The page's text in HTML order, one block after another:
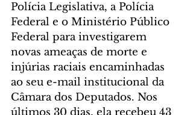
Polícia Legislativa, a Polícia
Federal e o Ministério Público
Federal para investigarem
novas ameaças de morte e
injúrias raciais encaminhadas
ao seu e-mail institucional da
Câmara dos Deputados. Nos
últimos 30 dias, ela recebeu 43